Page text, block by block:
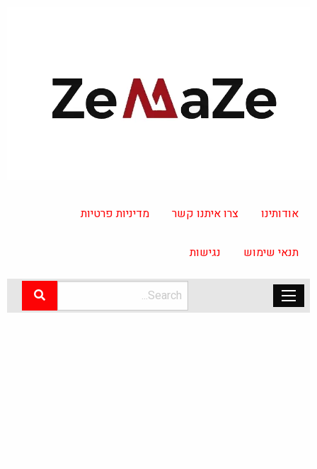
אודותינו צרו איתנו קשר מדיניות פרטיות
תנאי שימוש נגישות